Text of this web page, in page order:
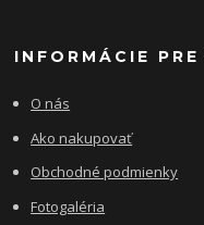
INFORMÁCIE
O nás
Ako nakupovať
Obchodné podmienky
Fotogaléria